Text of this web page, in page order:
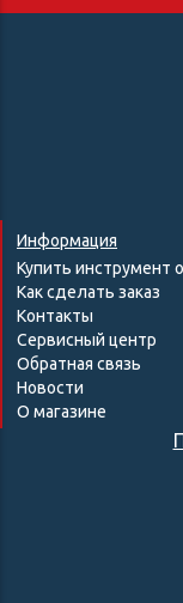
Информация
Купить инструмент
Как сделать заказ
Контакты
Сервисный центр
Обратная связь
Новости
О магазине